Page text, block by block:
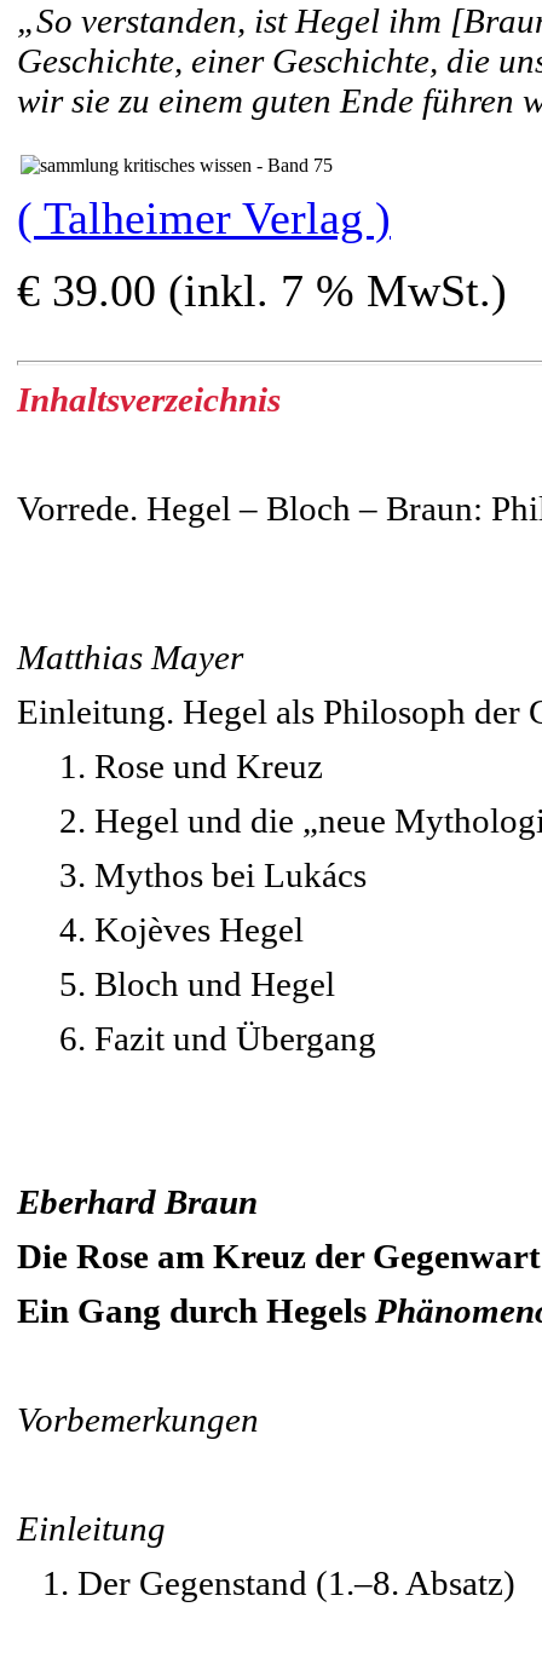
„So verstanden, ist Hegel ihm
Geschichte, einer Geschichte, die
wir sie zu einem guten Ende führen
( Talheimer Verlag )
€ 39.00 (inkl. 7 % MwSt.)
Inhaltsverzeichnis
Vorrede. Hegel – Bloch – Braun:
Matthias Mayer
Einleitung. Hegel als Philosoph der
1. Rose und Kreuz
2. Hegel und die „neue
3. Mythos bei Lukács
4. Kojèves Hegel
5. Bloch und Hegel
6. Fazit und Übergang
Eberhard Braun
Die Rose am Kreuz der Gegenwart
Ein Gang durch Hegels
Vorbemerkungen
Einleitung
1. Der Gegenstand (1.–8. Absatz)